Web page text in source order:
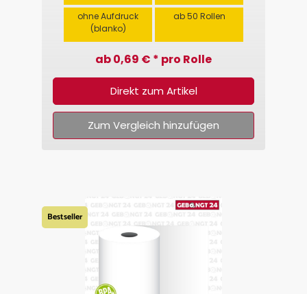
ohne Aufdruck
(blanko)
ab 50 Rollen
ab 0,69 € * pro Rolle
Direkt zum Artikel
Zum Vergleich hinzufügen
Bestseller